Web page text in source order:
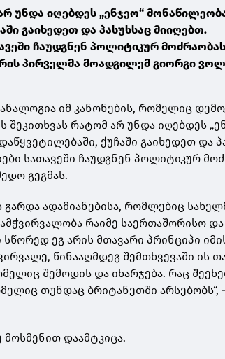
უნდა იღებდეს „ენჯეო“
გაიხედეთ და პასუხსაც მიიღებთ.
ჩაუდგნენ პოლიტიკურ
პირველმა მოადგილემ გიორგი
იმ კანონების, რომელიც
შეკითხვას რატომ არ უნდა იღებდეს
ქუჩაში გაიხედეთ და
სათავეში ჩაუდგნენ პოლიტიკურ
გეგმას.
გარდა ადამიანებისა, რომლებიც
რაიმე საერთაშორისო და
ეგ არის მთავარი პრინციპი
წინააღმდეგ შემთხვევაში ის
შემოდის და იხარჯება. რაც
თუნდაც ბრიტანეთში არსებობს“,
მოსმენით დაამტკიცა.